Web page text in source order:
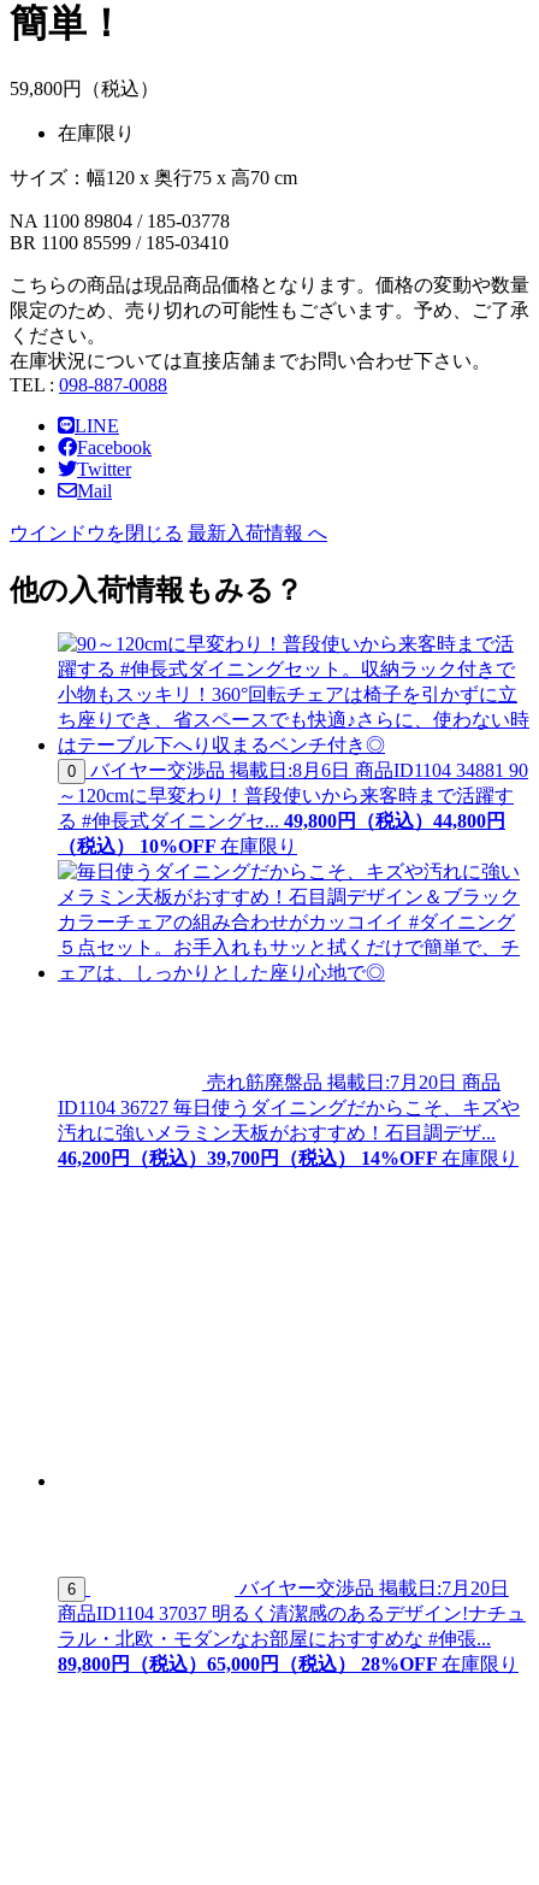
簡単！
59,800円（税込）
在庫限り
サイズ：幅120 x 奥行75 x 高70 cm
NA 1100 89804 / 185-03778
BR 1100 85599 / 185-03410
こちらの商品は現品商品価格となります。価格の変動や数量
限定のため、売り切れの可能性もございます。予め、ご了承
ください。
在庫状況については直接店舗までお問い合わせ下さい。
TEL : 098-887-0088
LINE
Facebook
Twitter
Mail
ウインドウを閉じる 最新入荷情報 へ
他の入荷情報もみる？
0 バイヤー交渉品 掲載日:8月6日 商品ID1104 34881 90
～120cmに早変わり！普段使いから来客時まで活躍す
る #伸長式ダイニングセ... 49,800円（税込） 44,800円
（税込）
10%OFF 在庫限り
売れ筋廃盤品 掲載日:7月20日 商品
ID1104 36727 毎日使うダイニングだからこそ、キズや
汚れに強いメラミン天板がおすすめ！石目調デザ...
46,200円（税込） 39,700円（税込） 14%OFF 在庫限り
6 バイヤー交渉品 掲載日:7月20日
商品ID1104 37037 明るく清潔感のあるデザイン!ナチュ
ラル・北欧・モダンなお部屋におすすめな #伸張...
89,800円（税込） 65,000円（税込） 28%OFF 在庫限り